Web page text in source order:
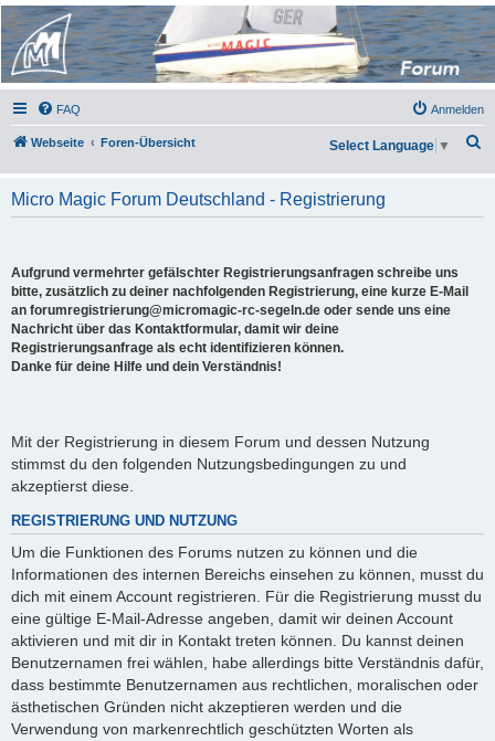
Micro Magic Forum
Deutschland
FAQ Anmelden
Webseite Foren-Übersicht
h
Select Language ▼
Micro Magic Forum Deutschland - Registrierung
Aufgrund vermehrter gefälschter Registrierungsanfragen schreibe uns
bitte, zusätzlich zu deiner nachfolgenden Registrierung, eine kurze E-Mail
an forumregistrierung@micromagic-rc-segeln.de oder sende uns eine
Nachricht über das Kontaktformular, damit wir deine
Registrierungsanfrage als echt identifizieren können.
Danke für deine Hilfe und dein Verständnis!
Mit der Registrierung in diesem Forum und dessen Nutzung
stimmst du den folgenden Nutzungsbedingungen zu und
akzeptierst diese.
REGISTRIERUNG UND NUTZUNG
Um die Funktionen des Forums nutzen zu können und die
Informationen des internen Bereichs einsehen zu können, musst du
dich mit einem Account registrieren. Für die Registrierung musst du
eine gültige E-Mail-Adresse angeben, damit wir deinen Account
aktivieren und mit dir in Kontakt treten können. Du kannst deinen
Benutzernamen frei wählen, habe allerdings bitte Verständnis dafür,
dass bestimmte Benutzernamen aus rechtlichen, moralischen oder
ästhetischen Gründen nicht akzeptieren werden und die
Verwendung von markenrechtlich geschützten Worten als